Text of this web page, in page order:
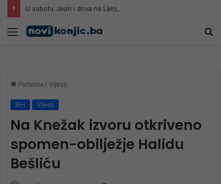
U subotu Jasin i dova na Lijesci
Meni
Početna / Vijesti
BiH Vijesti
Na Knežak izvoru otkriveno
spomen-obilježje Halidu
Bešliću